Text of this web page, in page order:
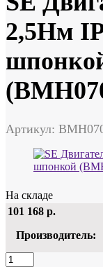
2,5Нм
Артикул:
На складе
101 168 р.
Производитель: